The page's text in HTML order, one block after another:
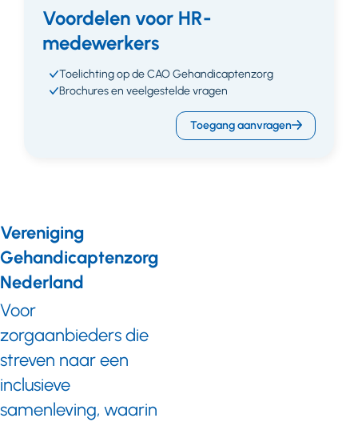
Voordelen voor HR-
medewerkers
Toelichting op de CAO Gehandicaptenzorg
Brochures en veelgestelde vragen
Toegang aanvragen
Vereniging
Gehandicaptenzorg
Nederland
Voor
zorgaanbieders die
streven naar een
inclusieve
samenleving, waarin